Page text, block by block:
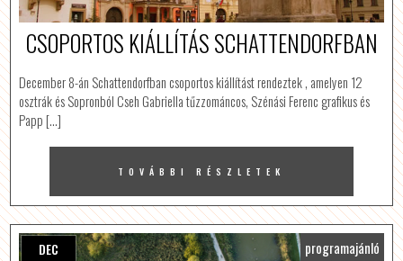
CSOPORTOS KIÁLLÍTÁS SCHATTENDORFBAN
December 8-án Schattendorfban csoportos kiállítást rendeztek , amelyen 12
osztrák és Sopronból Cseh Gabriella tűzzománcos, Szénási Ferenc grafikus és
Papp […]
TOVÁBBI RÉSZLETEK
DEC
programajánló